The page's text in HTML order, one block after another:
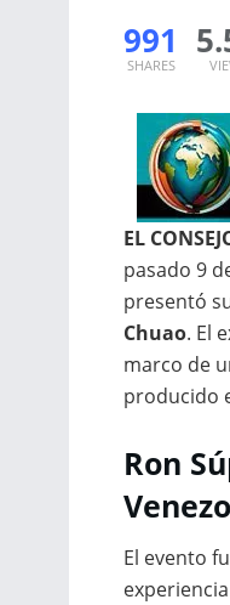
991
SHARES
EL
pasado 9
presentó
Chuao. El
marco de
producido
Ron
El evento